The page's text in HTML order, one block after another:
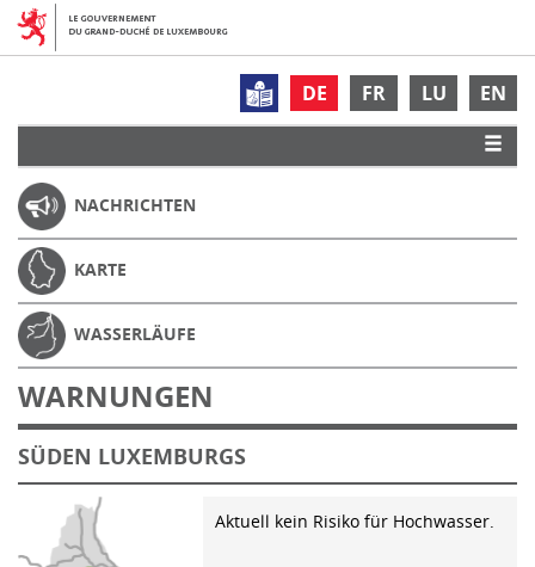
DE FR LU EN
NACHRICHTEN
KARTE
WASSERLÄUFE
WARNUNGEN
SÜDEN LUXEMBURGS
Aktuell kein Risiko für Hochwasser.